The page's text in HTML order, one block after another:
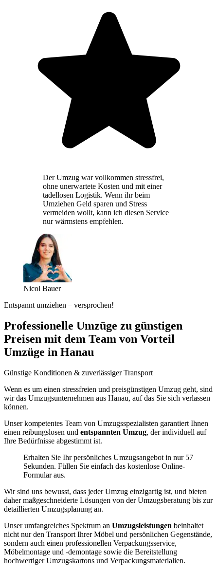
Der Umzug war vollkommen stressfrei,
ohne unerwartete Kosten und mit einer
tadellosen Logistik. Wenn ihr beim
Umziehen Geld sparen und Stress
vermeiden wollt, kann ich diesen Service
nur wärmstens empfehlen.
Nicol Bauer
Entspannt umziehen – versprochen!
Professionelle Umzüge zu günstigen
Preisen mit dem Team von Vorteil
Umzüge in Hanau
Günstige Konditionen & zuverlässiger Transport
Wenn es um einen stressfreien und preisgünstigen Umzug geht, sind
wir das Umzugsunternehmen aus Hanau, auf das Sie sich verlassen
können.
Unser kompetentes Team von Umzugsspezialisten garantiert Ihnen
einen reibungslosen und entspannten Umzug, der individuell auf
Ihre Bedürfnisse abgestimmt ist.
Erhalten Sie Ihr persönliches Umzugsangebot in nur 57
Sekunden. Füllen Sie einfach das kostenlose Online-
Formular aus.
Wir sind uns bewusst, dass jeder Umzug einzigartig ist, und bieten
daher maßgeschneiderte Lösungen von der Umzugsberatung bis zur
detaillierten Umzugsplanung an.
Unser umfangreiches Spektrum an Umzugsleistungen beinhaltet
nicht nur den Transport Ihrer Möbel und persönlichen Gegenstände,
sondern auch einen professionellen Verpackungsservice,
Möbelmontage und -demontage sowie die Bereitstellung
hochwertiger Umzugskartons und Verpackungsmaterialien.